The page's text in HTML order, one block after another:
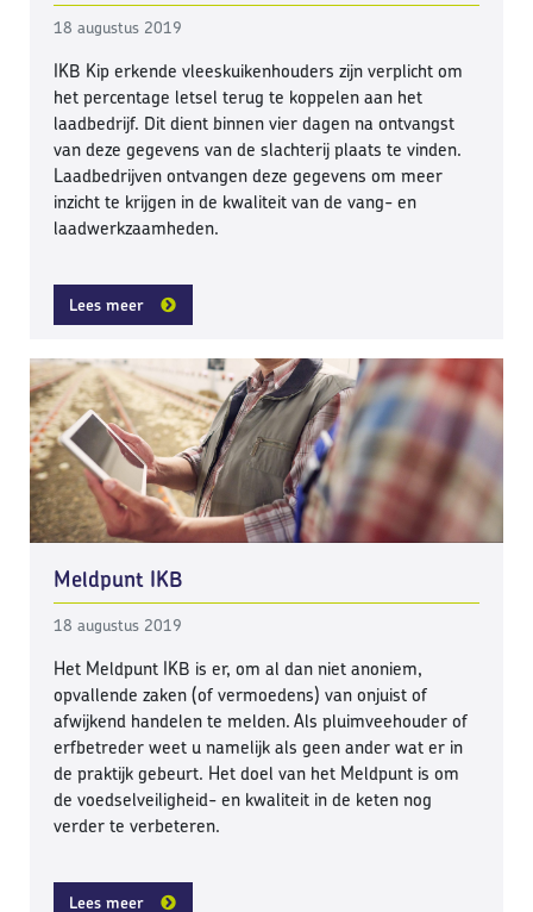
18 augustus 2019
IKB Kip erkende vleeskuikenhouders zijn verplicht om
het percentage letsel terug te koppelen aan het
laadbedrijf. Dit dient binnen vier dagen na ontvangst
van deze gegevens van de slachterij plaats te vinden.
Laadbedrijven ontvangen deze gegevens om meer
inzicht te krijgen in de kwaliteit van de vang- en
laadwerkzaamheden.
Lees meer
Meldpunt IKB
18 augustus 2019
Het Meldpunt IKB is er, om al dan niet anoniem,
opvallende zaken (of vermoedens) van onjuist of
afwijkend handelen te melden. Als pluimveehouder of
erfbetreder weet u namelijk als geen ander wat er in
de praktijk gebeurt. Het doel van het Meldpunt is om
de voedselveiligheid- en kwaliteit in de keten nog
verder te verbeteren.
Lees meer